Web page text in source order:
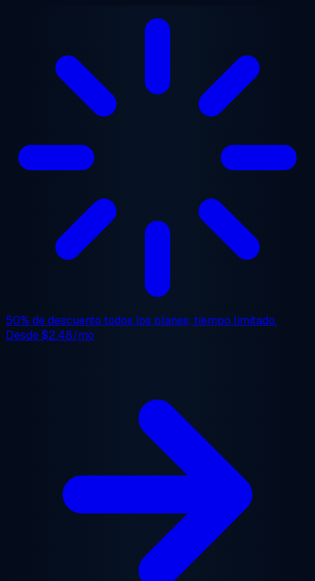
50% de descuento todos los planes, tiempo limitado.
Desde$2.48/mo